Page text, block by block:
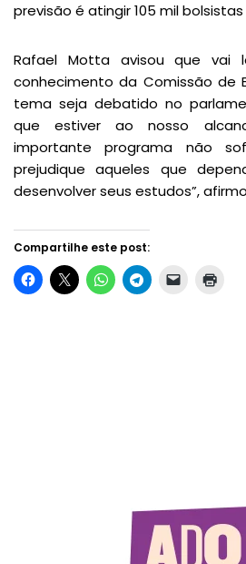
previsão é atingir 105 mil bolsistas
Rafael Motta avisou que vai
conhecimento da Comissão de
tema seja debatido no
que estiver ao nosso
importante programa não
prejudique aqueles que
desenvolver seus estudos”,
Compartilhe este post: